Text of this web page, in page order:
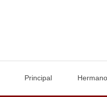
Principal Hermano